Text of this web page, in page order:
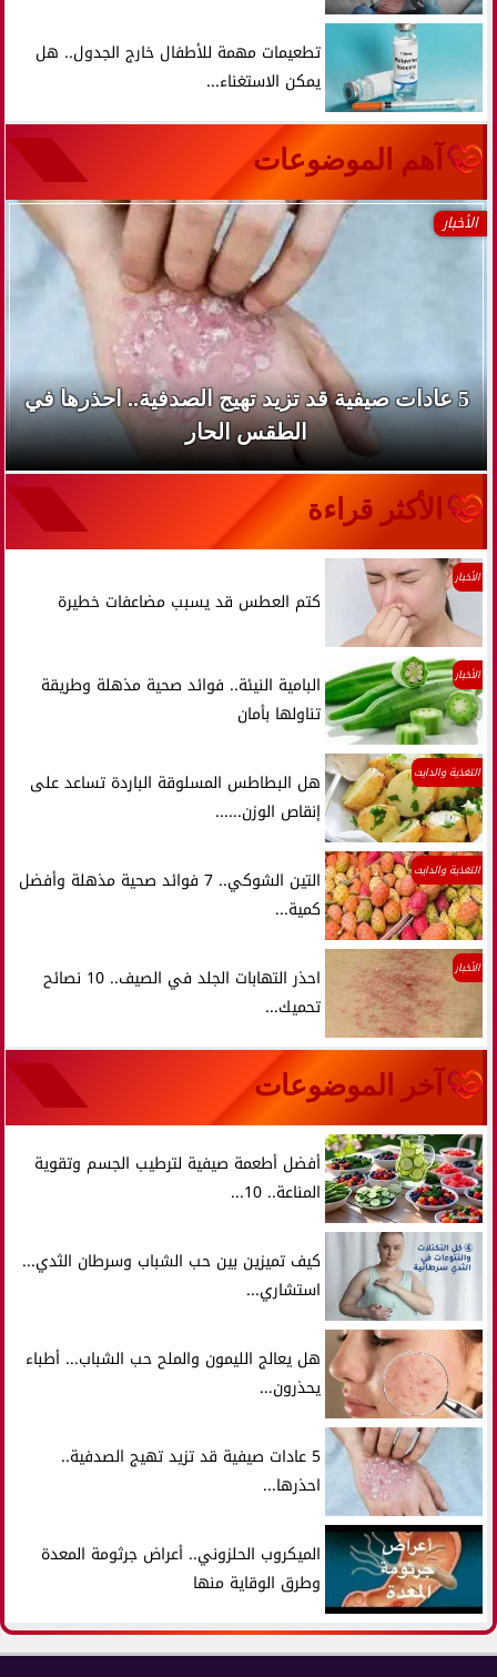
تطعيمات مهمة للأطفال خارج الجدول.. هل
يمكن الاستغناء...
آهم الموضوعات
الأخبار
5 عادات صيفية قد تزيد تهيج الصدفية.. احذرها في
الطقس الحار
الأكثر قراءة
الأخبار
كتم العطس قد يسبب مضاعفات خطيرة
الأخبار
البامية النيئة.. فوائد صحية مذهلة وطريقة
تناولها بأمان
التغذية والدايت
هل البطاطس المسلوقة الباردة تساعد على
إنقاص الوزن......
التغذية والدايت
التين الشوكي.. 7 فوائد صحية مذهلة وأفضل
كمية...
الأخبار
احذر التهابات الجلد في الصيف.. 10 نصائح
تحميك...
آخر الموضوعات
أفضل أطعمة صيفية لترطيب الجسم وتقوية
المناعة.. 10...
كيف تميزين بين حب الشباب وسرطان الثدي...
استشاري...
هل يعالج الليمون والملح حب الشباب... أطباء
يحذرون...
5 عادات صيفية قد تزيد تهيج الصدفية..
احذرها...
الميكروب الحلزوني.. أعراض جرثومة المعدة
وطرق الوقاية منها